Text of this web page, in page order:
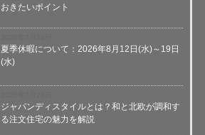
おきたいポイント
夏季休暇について：2026年8月12日(水)～19日
(水)
ジャパンディスタイルとは？和と北欧が調和す
る注文住宅の魅力を解説